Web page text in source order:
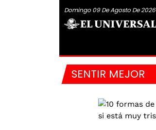
Domingo 09 De Agosto De 2026
SENTIR MEJOR